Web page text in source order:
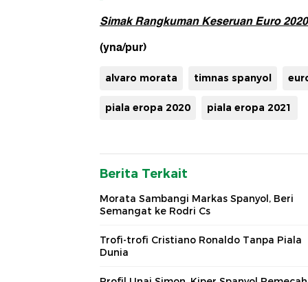
Simak Rangkuman Keseruan Euro
(yna/pur)
alvaro morata timnas spanyol
piala eropa 2020 piala eropa 2021
Berita Terkait
Morata Sambangi Markas Spanyol, Beri
Semangat ke Rodri Cs
Trofi-trofi Cristiano Ronaldo Tanpa Piala
Dunia